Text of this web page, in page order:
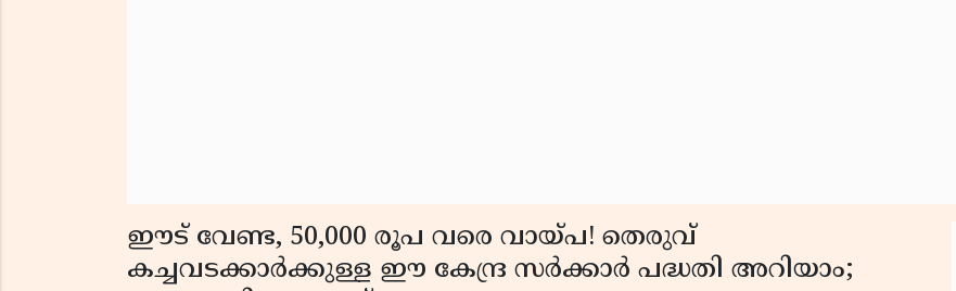
ഈട് വേണ്ട, 50,000 രൂപ വരെ വായ്പ! തെരുവ്
കച്ചവടക്കാർക്കുള്ള ഈ കേന്ദ്ര സർക്കാർ പദ്ധതി അറിയാം;